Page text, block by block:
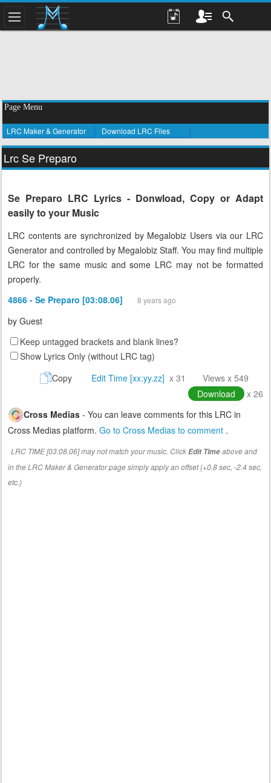
Page Menu
LRC Maker & Generator Download LRC Files
Lrc Se Preparo
Se Preparo LRC Lyrics - Donwload, Copy or Adapt
easily to your Music
LRC contents are synchronized by Megalobiz Users via our LRC
Generator and controlled by Megalobiz Staff. You may find multiple
LRC for the same music and some LRC may not be formatted
properly.
4866 - Se Preparo [03:08.06]
8 years ago
by Guest
Keep untagged brackets and blank lines?
Show Lyrics Only (without LRC tag)
Copy
Edit Time [xx:yy.zz] x 31
Views x 549
Download
x 26
Cross Medias - You can leave comments for this LRC in
Cross Medias platform. Go to Cross Medias to comment .
LRC TIME [03:08.06] may not match your music. ClickEdit Timeabove and
in the LRC Maker & Generator page simply apply an offset (+0.8 sec, -2.4 sec,
etc.)